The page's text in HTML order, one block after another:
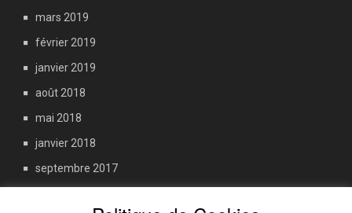
mars 2019
février 2019
janvier 2019
août 2018
mai 2018
janvier 2018
septembre 2017